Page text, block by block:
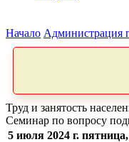
Начало Администрация
Труд и занятость
Семинар по вопросу
5 июля 2024 г.